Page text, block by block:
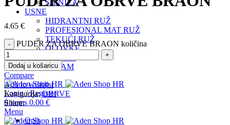
SJENILA
USNE
HIDRANTNI RUŽ
PROFESIONAL MAT RUŽ
TEKUĆI RUŽ
OLOVKE
INSTAGRAM
Login / Register
0items 0.00 €
Menu
4.65 €
PUDER ZA OBRVE BRAON količina
Dodaj u košaricu
Compare
Add to wishlist
Kategorija: OBRVE
Share:
Opis